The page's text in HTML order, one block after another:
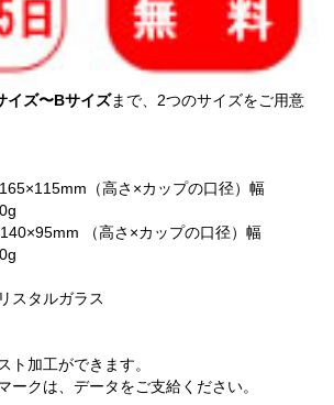
イズ〜Bサイズまで、2つのサイズをご用意
（高さ×カップの口径）幅
（高さ×カップの口径）幅
スタルガラス
加工ができます。
クは、データをご支給ください。